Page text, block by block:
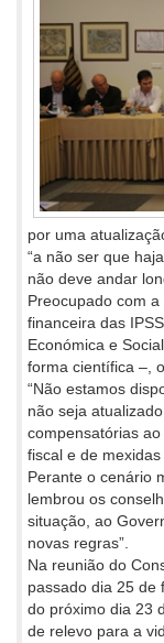
por uma
“a não ser que
não deve andar
Preocupado com
financeira das
Económica e
forma científica –,
“Não estamos
não seja
compensatórias
fiscal e de mexidas
Perante o cenário
lembrou os
situação, ao
novas regras”.
Na reunião do
passado dia 25 de
do próximo dia 23
de relevo para a